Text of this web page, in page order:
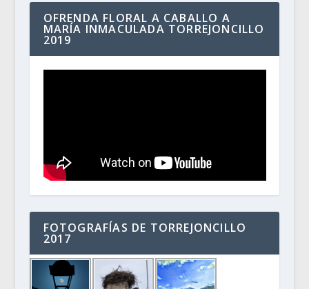
OFRENDA FLORAL A CABALLO A
MARÍA INMACULADA TORREJONCILLO
2019
FOTOGRAFÍAS DE TORREJONCILLO
2017